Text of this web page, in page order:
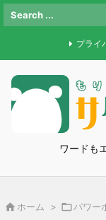
ワードも
プライ
 ホーム > パワー